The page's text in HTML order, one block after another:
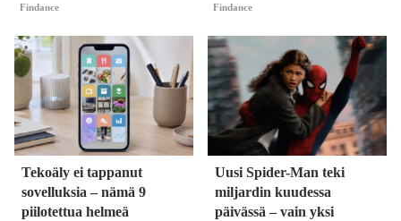
Findance Findance
Tekoäly ei tappanut
sovelluksia – nämä 9
piilotettua helmeä
Uusi Spider-Man teki
miljardin kuudessa
päivässä – vain yksi